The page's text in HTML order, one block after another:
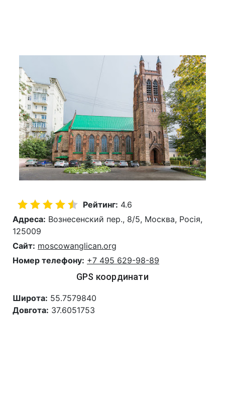
Рейтинг: 4.6
Адреса: Вознесенский пер., 8/5, Москва, Росія,
125009
Сайт: moscowanglican.org
Номер телефону: +7 495 629-98-89
GPS координати
Широта: 55.7579840
Довгота: 37.6051753